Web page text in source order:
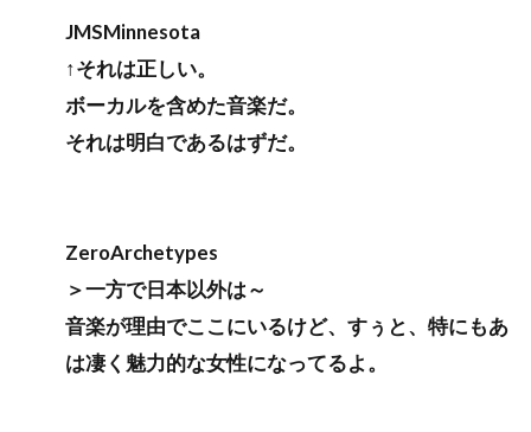
JMSMinnesota
↑それは正しい。
ボーカルを含めた音楽だ。
それは明白であるはずだ。
ZeroArchetypes
＞一方で日本以外は～
音楽が理由でここにいるけど、すぅと、特にもあ
は凄く魅力的な女性になってるよ。